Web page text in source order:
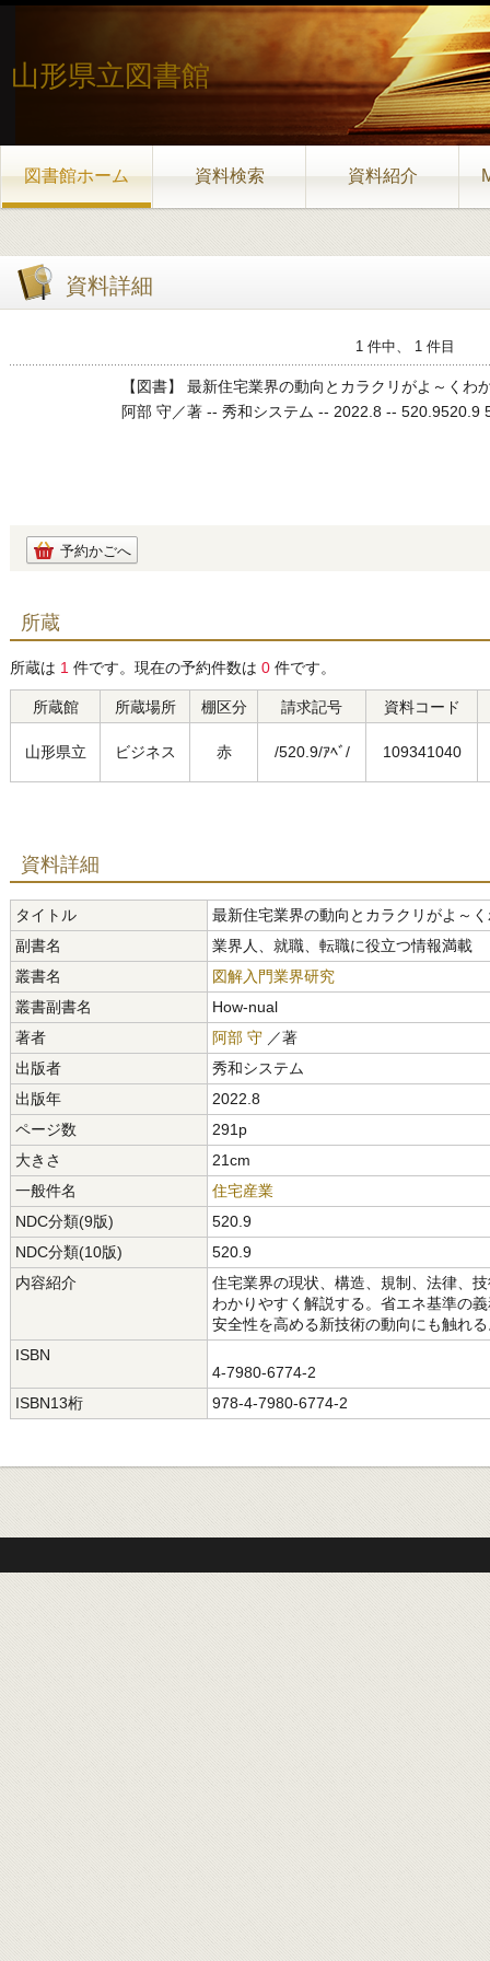
山形県立図書館
図書館ホーム 資料検索 資料紹介
資料詳細
1 件中、 1 件目
【図書】 最新住宅業界の動向とカラクリがよ～くわ
阿部 守／著 -- 秀和システム -- 2022.8 -- 520.9520.9
予約かごへ
所蔵
所蔵は 1 件です。現在の予約件数は 0 件です。
所蔵館 所蔵場所 棚区分 請求記号 資料コード
山形県立 ビジネス 赤 /520.9/ｱﾍﾞ/ 109341040
資料詳細
タイトル
最新住宅業界の動向とカラクリがよ～
副書名
業界人、就職、転職に役立つ情報満載
叢書名
図解入門業界研究
叢書副書名
How‐nual
著者
阿部 守 ／著
出版者
秀和システム
出版年
2022.8
ページ数
291p
大きさ
21cm
一般件名
住宅産業
NDC分類(9版)
520.9
NDC分類(10版)
520.9
内容紹介
住宅業界の現状、構造、規制、法律、
わかりやすく解説する。省エネ基準の
安全性を高める新技術の動向にも触れ
ISBN
4-7980-6774-2
ISBN13桁
978-4-7980-6774-2